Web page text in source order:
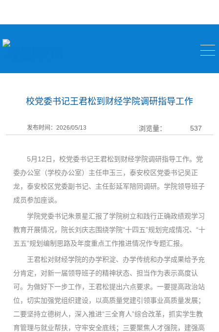
校党委书记王君松到财经学院调研指导工作
发布时间：2026/05/13 浏览量： 537
5月12日，校党委书记王君松到财经学院调研指导工作。党
委办公室（学校办公室）主任申玉三，泰安校区党委书记吴正
龙，泰安校区党委副书记、主任彭延军陪同调研。学院领导班子
成员参加座谈。
学院党委书记朱景星汇报了学院树立和践行正确政绩观学习
教育开展情况，院长刘庆志围绕学院“十四五”规划完成情况、“十
五五”规划编制思路及年度重点工作推进情况作专题汇报。
王君松对财经学院的办学积淀、办学传统和办学成果给予充
分肯定，对新一届领导班子的精神状态、担当作为表示高度认
可。为做好下一步工作，王君松提出六点要求。一要提高政治站
位，切实加强党组织建设，以高质量党建引领事业高质量发展；
二要坚持立德树人，深入推进“三全育人”综合改革，抓实学生教
育管理与就业帮扶，守牢安全底线；三要聚焦人才强院，建强高